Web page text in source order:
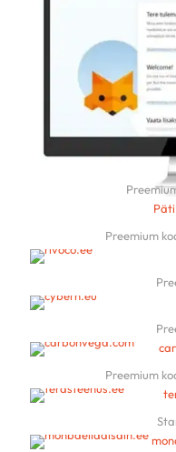
Preemium
Preemium